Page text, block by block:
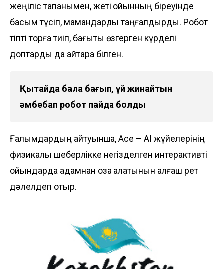
жеңіліс тапқанымен, жеті ойынның біреуінде
басым түсіп, мамандарды таңғалдырды. Робот
тіпті торға тиіп, бағыты өзгерген күрделі
доптарды да қайтара білген.
Қытайда бала бағып, үй жинайтын
әмбебап робот пайда болды
Ғалымдардың айтуынша, Ace – AI жүйелерінің
физикалық шеберлікке негізделген интерактивті
ойындарда адамнан оза алатынын алғаш рет
дәлелдеп отыр.